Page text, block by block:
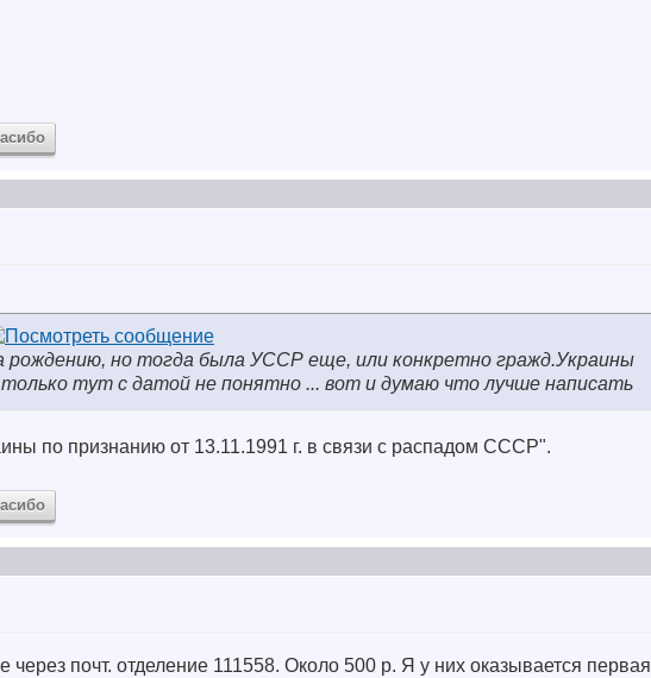
рождению, но тогда была УССР еще, или конкретно гражд.Украины
тут с датой не понятно ... вот и думаю что лучше написать
по признанию от 13.11.1991 г. в связи с распадом СССР".
почт. отделение 111558. Около 500 р. Я у них оказывается первая